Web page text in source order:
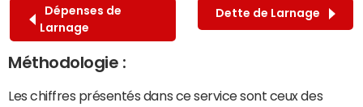
Dépenses de
Larnage
Dette de Larnage
Méthodologie :
Les chiffres présentés dans ce service sont ceux des